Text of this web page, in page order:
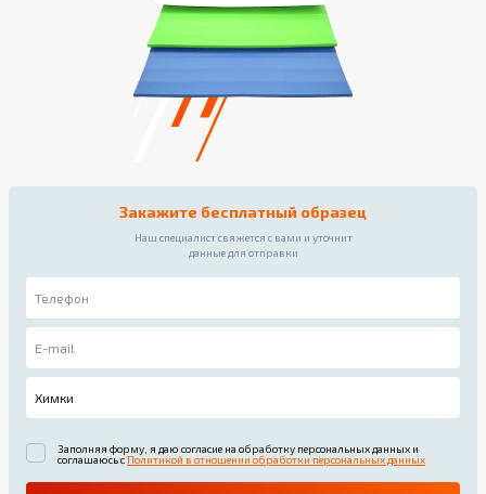
Закажите бесплатный образец
Наш специалист свяжется с вами и уточнит
данные для отправки
Заполняя форму, я даю согласие на обработку персональных данных и
соглашаюсь с Политикой в отношении обработки персональных данных